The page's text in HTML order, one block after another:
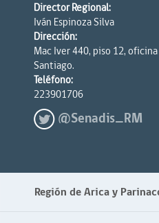
Director Regional:
Iván Espinoza Silva
Dirección:
Mac Iver 440, piso 12,
Santiago.
Teléfono:
223901706
@Senadis_RM
Región de Arica y